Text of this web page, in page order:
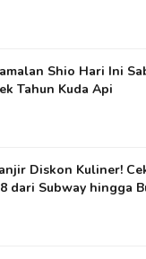
Shio Hari Ini
Tahun Kuda Api
Diskon Kuliner!
dari Subway hingga